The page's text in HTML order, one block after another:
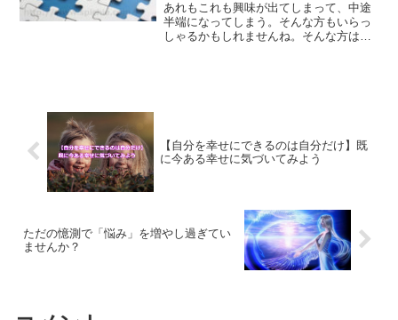
あれもこれも興味が出てしまって、中途
半端になってしまう。そんな方もいらっ
しゃるかもしれませんね。そんな方は、
【自分を幸せにできるのは自分だけ】既
に今ある幸せに気づいてみよう
ただの憶測で「悩み」を増やし過ぎてい
ませんか？